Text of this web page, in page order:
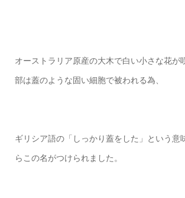
オーストラリア原産の大木で白い小さな花が
部は蓋のような固い細胞で被われる為、
ギリシア語の「しっかり蓋をした」という意
らこの名がつけられました。